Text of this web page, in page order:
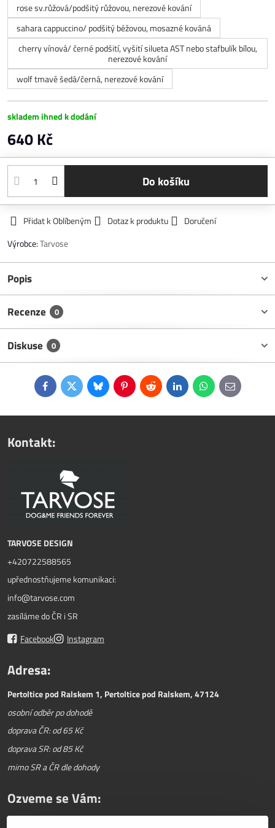
rose sv.růžová/podšitý růžovou, nerezové kování
sahara cappuccino/ podšitý béžovou, mosazné kováná
cherry vínová/ černé podšití, vyšití silueta AST nebo stafbulík bílou,
nerezové kování
wolf tmavě šedá/černá, nerezové kování
skladem ihned k dodání
640 Kč
Do košíku
Přidat k Oblíbeným Dotaz k produktu
Doručení
Výrobce:Tarvose
Popis
Recenze 0
Diskuse 0
FacebookTwitterBlueskyPinterestReddit LinkedInWhatsApp
E-
mail
Kontakt:
TARVOSE DESIGN
+420722588565
upřednostňujeme komunikaci:
info@tarvose.com
zasíláme do ČR i SR
Facebook
Instagram
Adresa:
Pertoltice pod Ralskem 1, Pertoltice pod Ralskem, 47124
osobní odběr po dohodě
doprava ČR: od 65 Kč
doprava SR: od 85 Kč
mimo SR a ČR dle dohody
Ozveme se Vám: